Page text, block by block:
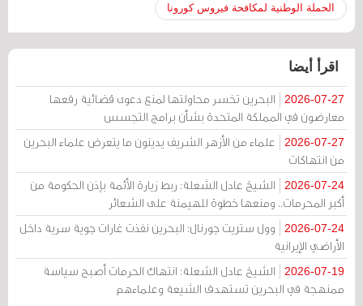
الحملة الوطنية لمكافحة فيروس كورونا
اقرأ أيضا
2026-07-27
البحرين تخسر محاولتها لمنع دعوى قضائية رفعها
معارضون في المملكة المتحدة بشأن برامج التجسس
2026-07-27
علماء من الأزهر الشريف يدينون ما يتعرض علماء البحرين
من انتهاكات
2026-07-24
الشيخ عادل الشعلة: ربط زيارة الأئمة بإذن الحكومة من
أكبر المحرمات.. ومنعها خطوة للهيمنة على الشعائر
2026-07-24
وول ستريت جورنال: البحرين نفذت غارات جوية سرية داخل
الأراضي الإيرانية
2026-07-19
الشيخ عادل الشعلة: انتهاك الحرمات أصبح سياسة
ممنهجة في البحرين تستهدف الشيعة وعلماءهم